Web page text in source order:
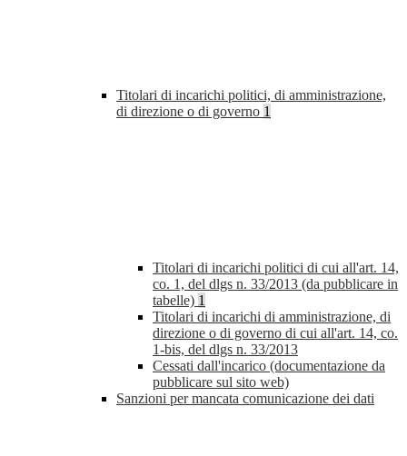
Titolari di incarichi politici, di amministrazione,
di direzione o di governo 1
Titolari di incarichi politici di cui all'art. 14,
co. 1, del dlgs n. 33/2013 (da pubblicare in
tabelle) 1
Titolari di incarichi di amministrazione, di
direzione o di governo di cui all'art. 14, co.
1-bis, del dlgs n. 33/2013
Cessati dall'incarico (documentazione da
pubblicare sul sito web)
Sanzioni per mancata comunicazione dei dati